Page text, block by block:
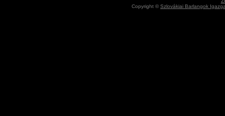
Copyright ©Szlovákiai Barlangok